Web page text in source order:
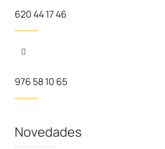
620 44 17 46
976 58 10 65
Novedades